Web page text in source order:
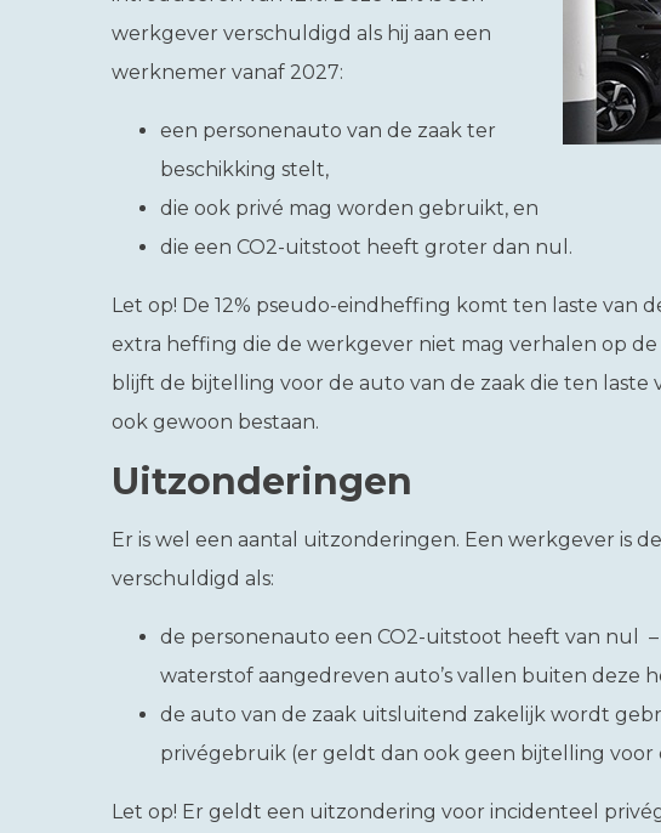
werkgever verschuldigd als hij aan een
werknemer vanaf 2027:
een personenauto van de zaak ter
beschikking stelt,
die ook privé mag worden gebruikt, en
die een CO2-uitstoot heeft groter dan nul.
Let op! De 12% pseudo-eindheffing komt ten laste van
extra heffing die de werkgever niet mag verhalen op
blijft de bijtelling voor de auto van de zaak die ten laste
ook gewoon bestaan.
Uitzonderingen
Er is wel een aantal uitzonderingen. Een werkgever is
verschuldigd als:
de personenauto een CO2-uitstoot heeft van nul
waterstof aangedreven auto’s vallen buiten deze
de auto van de zaak uitsluitend zakelijk wordt
privégebruik (er geldt dan ook geen bijtelling voor
Let op! Er geldt een uitzondering voor incidenteel